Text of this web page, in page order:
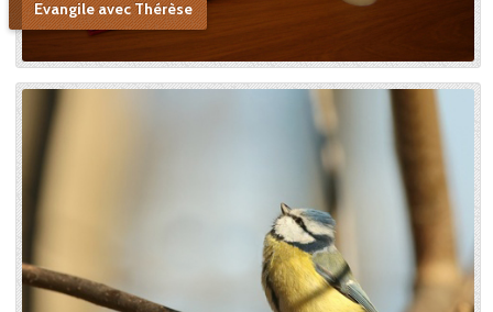
autels, mais l’instrument dont
le bon Dieu s’était servi pour
montrer aux âmes “la voie de
l’enfance spirituelle” afin qu’il
produise tout l’effet pour
lequel il avait été créé. » En
promulguant le décret sur
l’héroïcité des vertus de
Thérèse, le pape Benoît XV
saluera cette « voie de la
confiance et de l’abandon ».
Bonne lecture pour aller de
Evangile avec Thérèse